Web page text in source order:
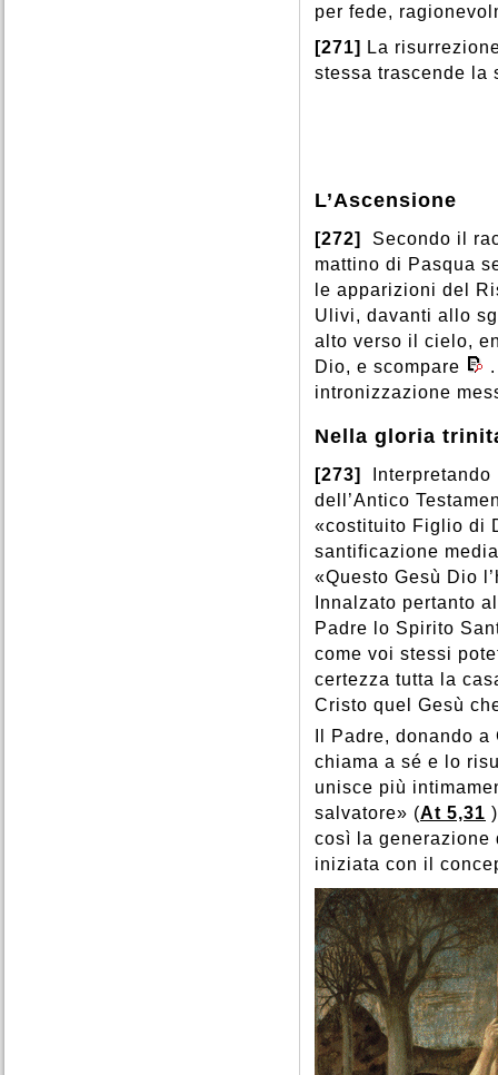
per fede,
[271]
La
stessa trascende la
L’Ascensione
[272]
Secondo il
mattino di Pasqua
le apparizioni del
Ulivi, davanti allo
alto verso il cielo,
Dio, e scompare
intronizzazione
Nella gloria
[273]
dell’Antico
«costituito Figlio di
santificazione
«Questo Gesù Dio
Innalzato pertanto
Padre lo Spirito
come voi stessi
certezza tutta la
Cristo quel Gesù
Il Padre, donando
chiama a sé e lo
unisce più
salvatore» (At 5,31 )
così la
iniziata con il